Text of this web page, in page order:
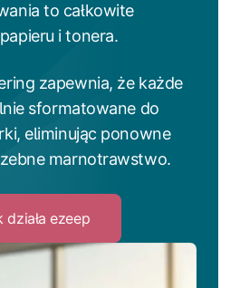
to całkowite
i tonera.
zapewnia, że każde
sformatowane do
eliminując ponowne
marnotrawstwo.
działa ezeep
to